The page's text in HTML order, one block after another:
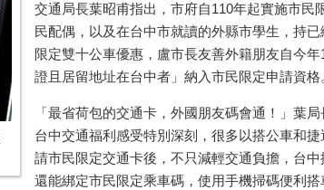
交通局長葉昭甫指出，市府自110年起實施市民
民配偶，以及在台中市就讀的外縣市學生，持
限定雙十公車優惠，盧市長友善外籍朋友自今年
證且居留地址在台中者」納入市民限定申請資格
「最省荷包的交通卡，外國朋友碼會通！」葉
台中交通福利感受特別深刻，很多以搭公車和
請市民限定交通卡後，不只減輕交通負擔，台
還能綁定市民限定乘車碼，使用手機掃碼便利